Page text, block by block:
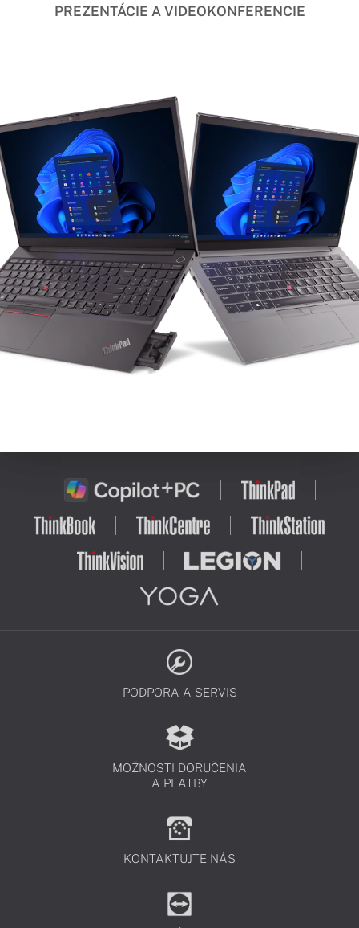
PREZENTÁCIE A VIDEOKONFERENCIE
PODPORA A SERVIS
MOŽNOSTI DORUČENIA
A PLATBY
KONTAKTUJTE NÁS